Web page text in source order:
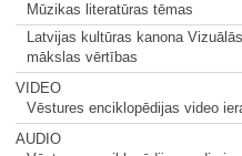
Mūzikas literatūras tēmas
Latvijas kultūras kanona Vizuālās
mākslas vērtības
VIDEO
Vēstures enciklopēdijas video
AUDIO